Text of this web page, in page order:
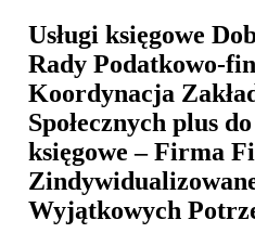
Usługi księgowe
Rady Podatkowo-
Koordynacja
Społecznych plus
księgowe – Firma
Wyjątkowych